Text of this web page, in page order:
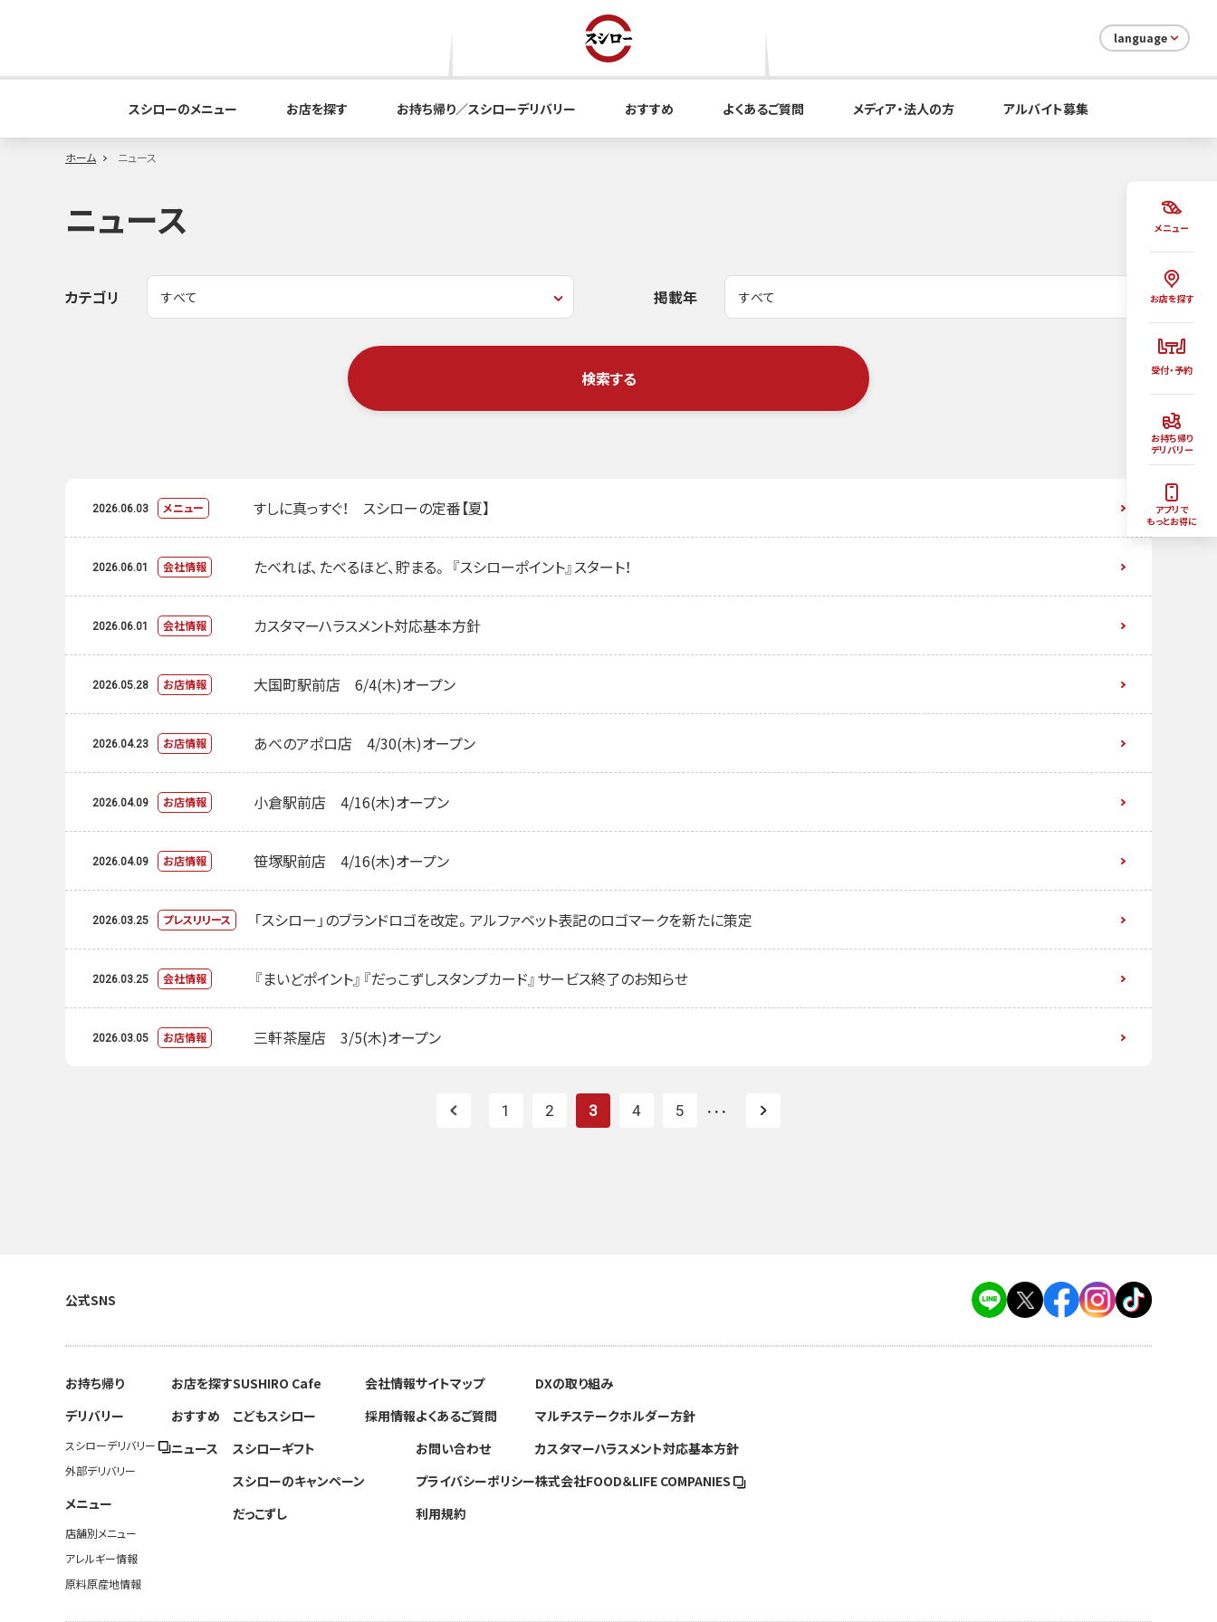
メニュー
お店を探す
受付・予約
お持ち帰り
デリバリー
アプリで
もっとお得に
language
スシローのメニュー お店を探す お持ち帰り／スシローデリバリー おすすめ よくあるご質問 メディア・法人の方 アルバイト募集
ホーム ニュース
ニュース
カテゴリ 掲載年
検索する
2026.06.03 メニュー すしに真っすぐ！ スシローの定番【夏】
2026.06.01 会社情報 たべれば、たべるほど、貯まる。 『スシローポイント』スタート！
2026.06.01 会社情報 カスタマーハラスメント対応基本方針
2026.05.28 お店情報 大国町駅前店 6/4(木)オープン
2026.04.23 お店情報 あべのアポロ店 4/30(木)オープン
2026.04.09 お店情報 小倉駅前店 4/16(木)オープン
2026.04.09 お店情報 笹塚駅前店 4/16(木)オープン
2026.03.25 プレスリリース 「スシロー」のブランドロゴを改定。アルファベット表記のロゴマークを新たに策定
2026.03.25 会社情報 『まいどポイント』『だっこずしスタンプカード』サービス終了のお知らせ
2026.03.05 お店情報 三軒茶屋店 3/5(木)オープン
1 2 3 4 5 ・・・
公式SNS
お持ち帰り
デリバリー
スシローデリバリー
外部デリバリー
メニュー
店舗別メニュー
アレルギー情報
原料原産地情報
お店を探す
おすすめ
ニュース
SUSHIRO Cafe
こどもスシロー
スシローギフト
スシローのキャンペーン
だっこずし
会社情報
採用情報
サイトマップ
よくあるご質問
お問い合わせ
プライバシーポリシー
利用規約
DXの取り組み
マルチステークホルダー方針
カスタマーハラスメント対応基本方針
株式会社FOOD＆LIFE COMPANIES